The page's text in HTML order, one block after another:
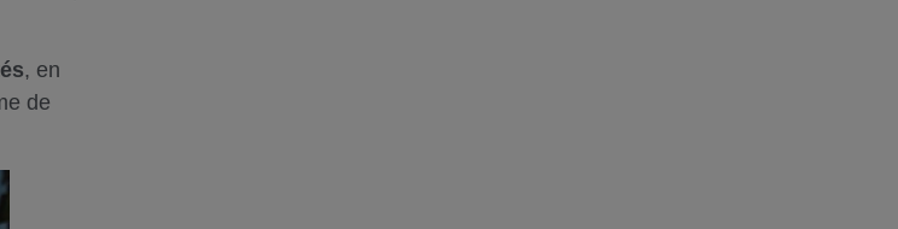
, en
de